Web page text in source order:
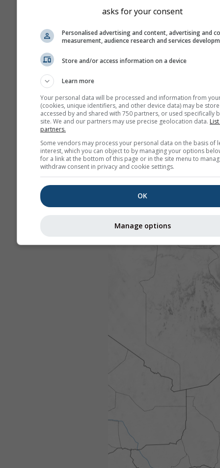
asks for your consent
Personalised advertising and content, advertising and
measurement, audience research and services
Store and/or access information on a device
Learn more
Your personal data will be processed and information from
(cookies, unique identifiers, and other device data) may be
accessed by and shared with 750 partners, or used specifically
site. We and our partners may use precise geolocation data.
partners.
Some vendors may process your personal data on the basis of
interest, which you can object to by managing your options
for a link at the bottom of this page or in the site menu to
withdraw consent in privacy and cookie settings.
OK
Manage options